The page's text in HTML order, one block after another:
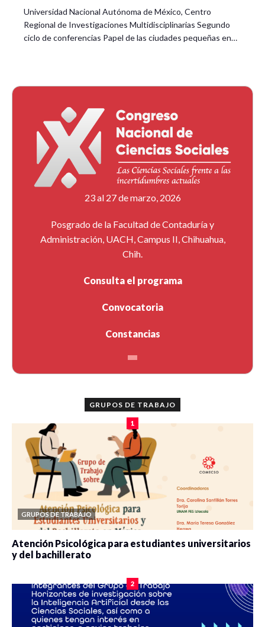
Universidad Nacional Autónoma de México, Centro
Regional de Investigaciones Multidisciplinarias Segundo
ciclo de conferencias Papel de las ciudades pequeñas en…
23 al 27 de marzo, 2026
Posgrado de la Facultad de Contaduría y
Administración, UACH, Campus II, Chihuahua,
Chih.
Consulta el programa
Convocatoria
Constancias
GRUPOS DE TRABAJO
1
GRUPOS DE TRABAJO
Atención Psicológica para estudiantes universitarios
y del bachillerato
2